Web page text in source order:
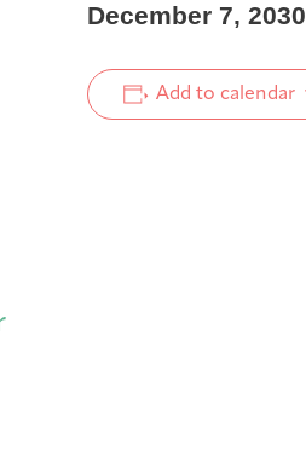
December 7, 2030
Add to calendar